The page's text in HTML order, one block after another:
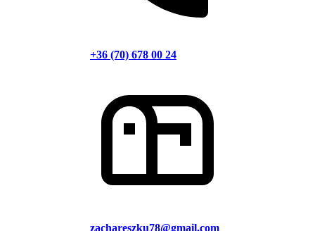
+36 (70) 678 00 24
zachareszku78@gmail.com